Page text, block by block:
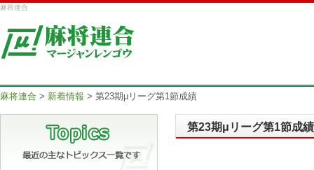
麻将連合
麻将連合 > 新着情報 > 第23期μリーグ第1節成績
第23期μリーグ第1節成績